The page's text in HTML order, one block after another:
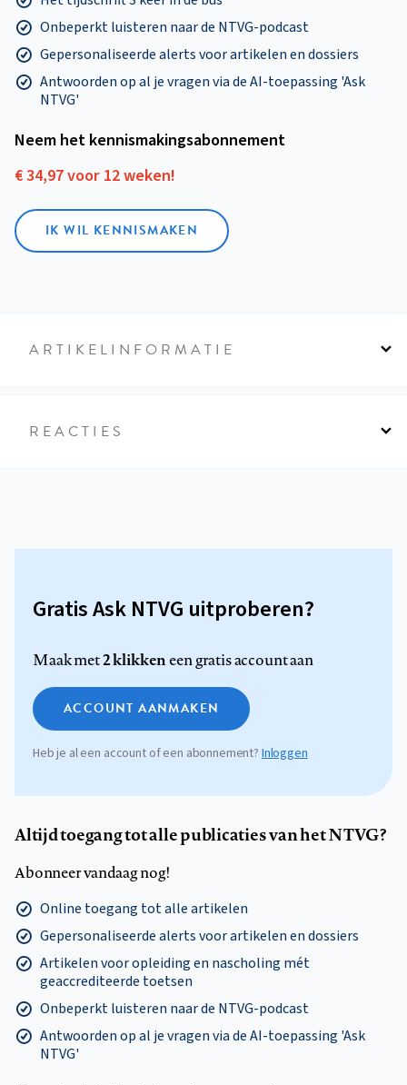
Onbeperkt luisteren naar de NTVG-podcast
Gepersonaliseerde alerts voor artikelen en dossiers
Antwoorden op al je vragen via de AI-toepassing 'Ask
NTVG'
Neem het kennismakings­abonnement
€ 34,97 voor 12 weken!
IK WIL KENNISMAKEN
ARTIKELINFORMATIE
REACTIES
Gratis Ask NTVG uitproberen?
Maak met2 klikkeneen gratis account aan
ACCOUNT AANMAKEN
Heb je al een account of een abonnement?Inloggen
Altijd toegang tot alle publicaties van het NTVG?
Abonneer vandaag nog!
Online toegang tot alle artikelen
Gepersonaliseerde alerts voor artikelen en dossiers
Artikelen voor opleiding en nascholing mét
geaccrediteerde toetsen
Onbeperkt luisteren naar de NTVG-podcast
Antwoorden op al je vragen via de AI-toepassing 'Ask
NTVG'